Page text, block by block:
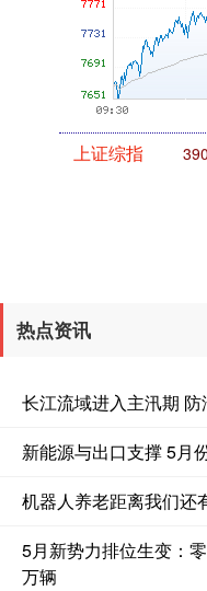
热点资讯
长江流域进入主汛期
新能源与出口支撑 5月
机器人养老距离我们还
5月新势力排位生变：
万辆